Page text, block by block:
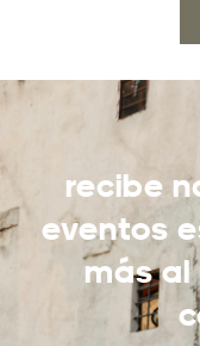
recibe
eventos
más al